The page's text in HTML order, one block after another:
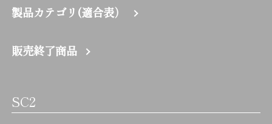
製品カテゴリ(適合表）
販売終了商品
SC2